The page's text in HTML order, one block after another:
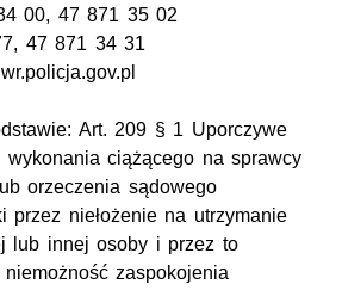
00, 47 871 35 02
47 871 34 31
Art. 209 § 1 Uporczywe
ciążącego na sprawcy
orzeczenia sądowego
przez niełożenie na utrzymanie
lub innej osoby i przez to
zaspokojenia